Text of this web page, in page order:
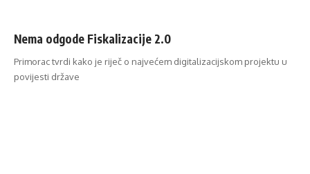
Nema odgode Fiskalizacije 2.0
Primorac tvrdi kako je riječ o najvećem digitalizacijskom projektu u
povijesti države